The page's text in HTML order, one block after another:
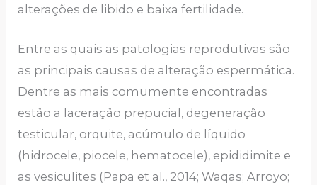
alterações de libido e baixa fertilidade.
Entre as quais as patologias reprodutivas são
as principais causas de alteração espermática.
Dentre as mais comumente encontradas
estão a laceração prepucial, degeneração
testicular, orquite, acúmulo de líquido
(hidrocele, piocele, hematocele), epididimite e
as vesiculites (Papa et al., 2014; Waqas; Arroyo;